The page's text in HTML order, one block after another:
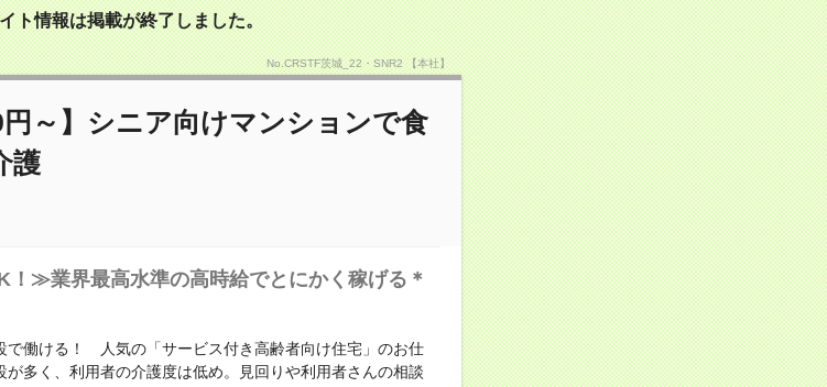
ト情報は掲載が終了しました。
No.CRSTF茨城_22・SNR2 【本社】
円～】シニア向けマンションで食
護
≫業界最高水準の高時給でとにかく稼げる＊
で働ける！ 人気の「サービス付き高齢者向け住宅」のお仕
多く、利用者の介護度は低め。見回りや利用者さんの相談